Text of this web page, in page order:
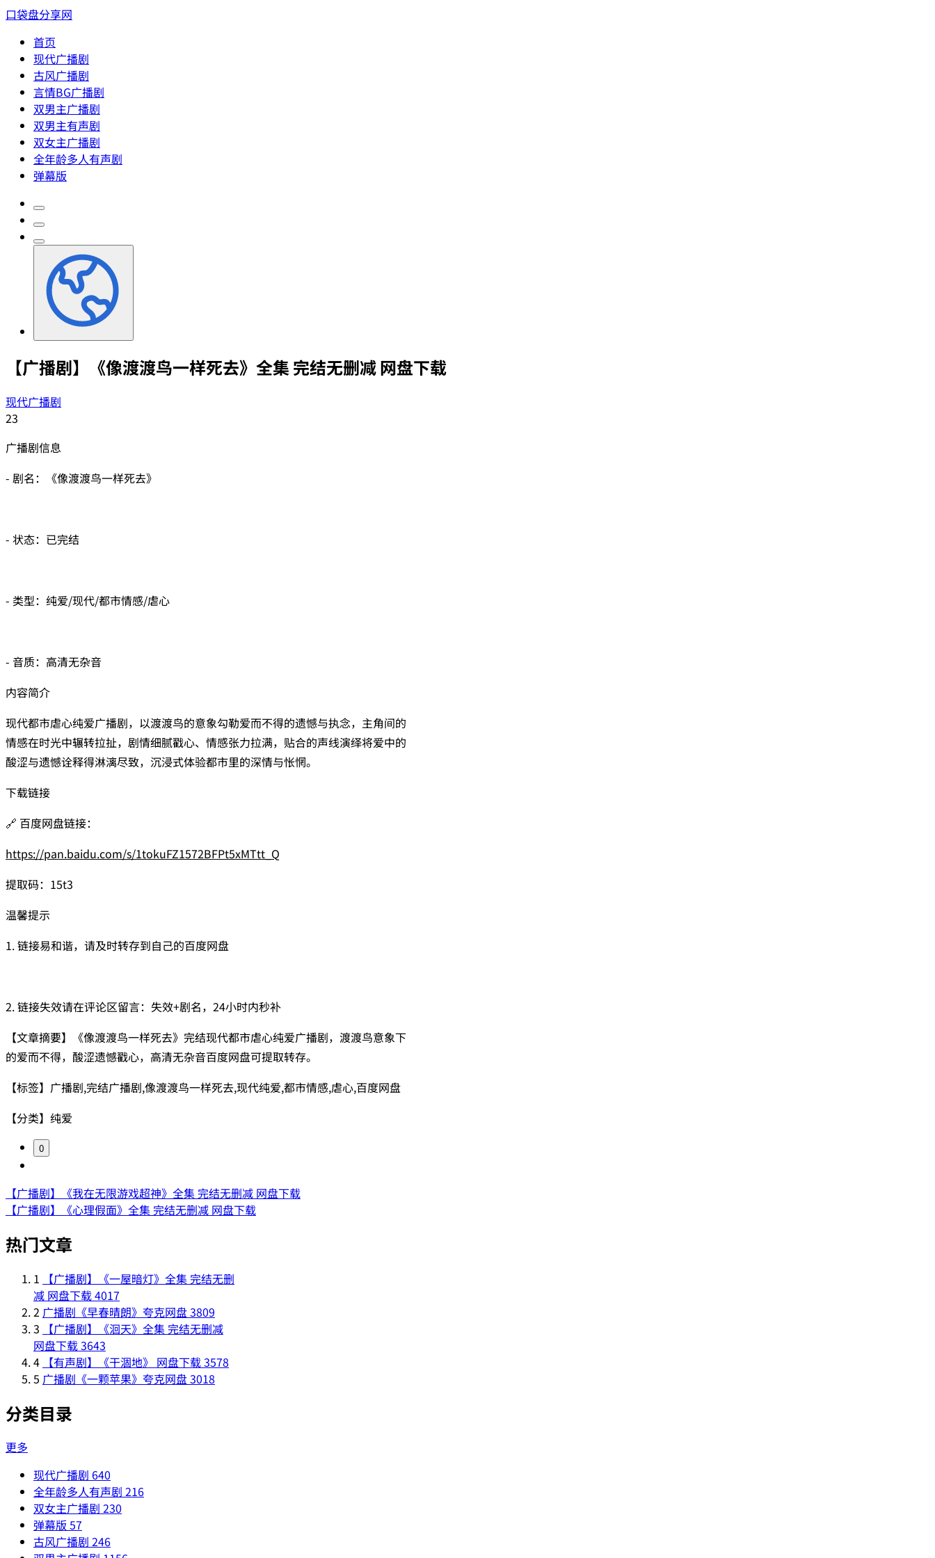
口袋盘分享网
首页
现代广播剧
古风广播剧
言情BG广播剧
双男主广播剧
双男主有声剧
双女主广播剧
全年龄多人有声剧
弹幕版
【广播剧】《像渡渡鸟一样死去》全集 完结无删减 网盘下载
现代广播剧
23
广播剧信息
- 剧名：《像渡渡鸟一样死去》
- 状态：已完结
- 类型：纯爱/现代/都市情感/虐心
- 音质：高清无杂音
内容简介
现代都市虐心纯爱广播剧，以渡渡鸟的意象勾勒爱而不得的遗憾与执念，主角间的
情感在时光中辗转拉扯，剧情细腻戳心、情感张力拉满，贴合的声线演绎将爱中的
酸涩与遗憾诠释得淋漓尽致，沉浸式体验都市里的深情与怅惘。
下载链接
🔗 百度网盘链接：
https://pan.baidu.com/s/1tokuFZ1572BFPt5xMTtt_Q
提取码：15t3
温馨提示
1. 链接易和谐，请及时转存到自己的百度网盘
2. 链接失效请在评论区留言：失效+剧名，24小时内秒补
【文章摘要】《像渡渡鸟一样死去》完结现代都市虐心纯爱广播剧，渡渡鸟意象下
的爱而不得，酸涩遗憾戳心，高清无杂音百度网盘可提取转存。
【标签】广播剧,完结广播剧,像渡渡鸟一样死去,现代纯爱,都市情感,虐心,百度网盘
【分类】纯爱
0
【广播剧】《我在无限游戏超神》全集 完结无删减 网盘下载
【广播剧】《心理假面》全集 完结无删减 网盘下载
热门文章
1
【广播剧】《一屋暗灯》全集 完结无删
减 网盘下载4017
2 广播剧《早春晴朗》夸克网盘3809
3
【广播剧】《洄天》全集 完结无删减
网盘下载3643
4 【有声剧】《干涸地》 网盘下载3578
5 广播剧《一颗苹果》夸克网盘3018
分类目录
更多
现代广播剧 640
全年龄多人有声剧 216
双女主广播剧 230
弹幕版 57
古风广播剧 246